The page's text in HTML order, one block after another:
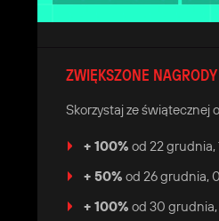
ZWIĘKSZONE
Skorzystaj ze świątecznej
+ 100% od 22 grudnia,
+ 50% od 26 grudnia,
+ 100% od 30 grudnia,